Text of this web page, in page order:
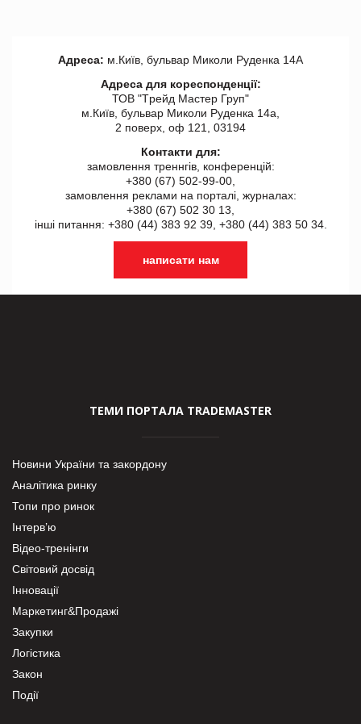
Адреса: м.Київ, бульвар Миколи Руденка 14А
Адреса для кореспонденції:
ТОВ "Tрейд Мастер Груп"
м.Київ, бульвар Миколи Руденка 14а,
2 поверх, оф 121, 03194
Контакти для:
замовлення треннгів, конференцій:
+380 (67) 502-99-00,
замовлення реклами на порталі, журналах:
+380 (67) 502 30 13,
інші питання: +380 (44) 383 92 39, +380 (44) 383 50 34.
написати нам
ТЕМИ ПОРТАЛА TRADEMASTER
Новини України та закордону
Аналітика ринку
Топи про ринок
Інтерв’ю
Відео-тренінги
Світовий досвід
Інновації
Маркетинг&Продажі
Закупки
Логістика
Закон
Події